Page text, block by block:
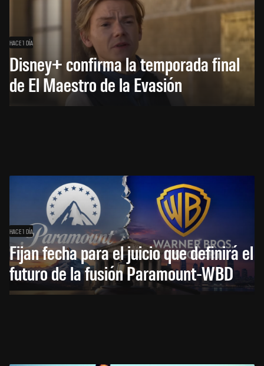
HACE 1 DÍA
Disney+ confirma la temporada final
de El Maestro de la Evasión
HACE 1 DÍA
Fijan fecha para el juicio que definirá el
futuro de la fusión Paramount-WBD